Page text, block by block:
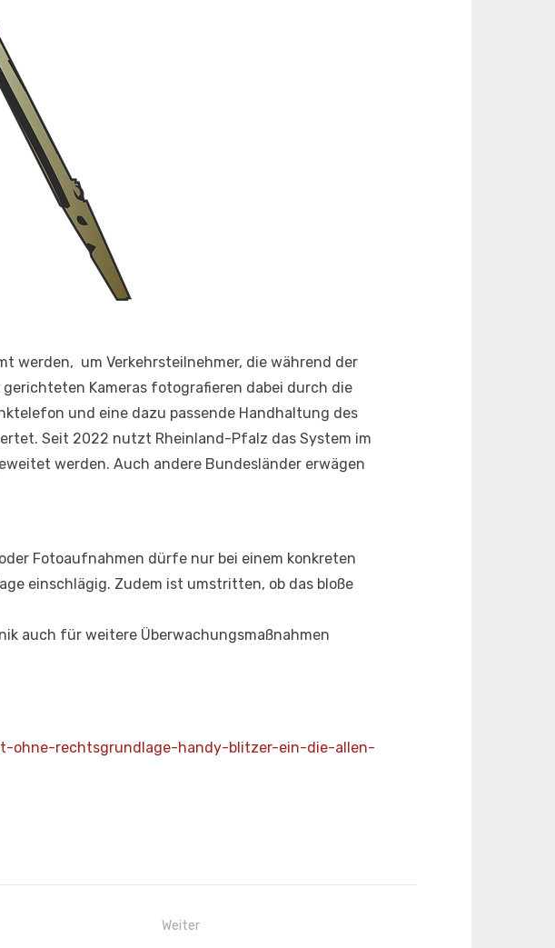
werden, um Verkehrsteilnehmer, die während der
Kameras fotografieren dabei durch die
und eine dazu passende Handhaltung des
Seit 2022 nutzt Rheinland-Pfalz das System im
werden. Auch andere Bundesländer erwägen
Fotoaufnahmen dürfe nur bei einem konkreten
einschlägig. Zudem ist umstritten, ob das bloße
auch für weitere Überwachungsmaßnahmen
ohne-rechtsgrundlage-handy-blitzer-ein-die-allen-
Weiter